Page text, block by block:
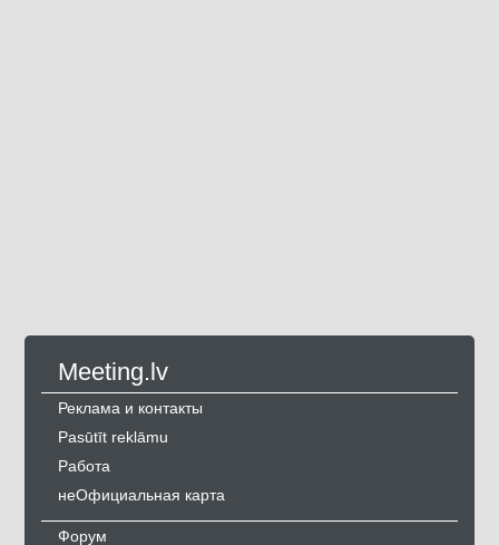
Meeting.lv
Реклама и контакты
Pasūtīt reklāmu
Работа
неОфициальная карта
Форум